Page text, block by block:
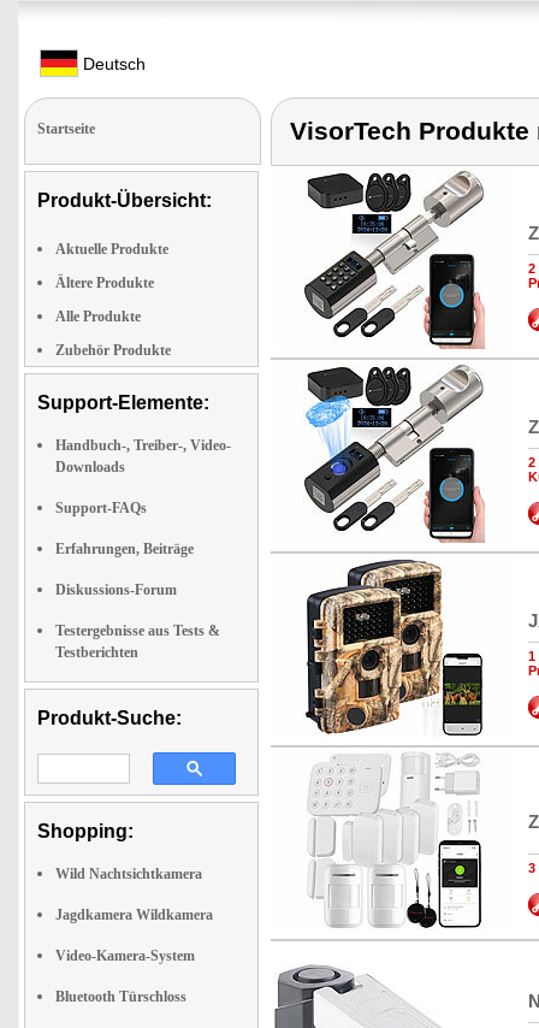
Deutsch
Startseite
Produkt-Übersicht:
Aktuelle Produkte
Ältere Produkte
Alle Produkte
Zubehör Produkte
Support-Elemente:
Handbuch-, Treiber-, Video-
Downloads
Support-FAQs
Erfahrungen, Beiträge
Diskussions-Forum
Testergebnisse aus Tests &
Testberichten
Produkt-Suche:
Shopping:
Wild Nachtsichtkamera
Jagdkamera Wildkamera
Video-Kamera-System
Bluetooth Türschloss
VisorTech
2
2
1
3